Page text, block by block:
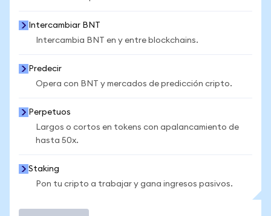
Intercambiar BNT
Intercambia BNT en y entre blockchains.
Predecir
Opera con BNT y mercados de predicción cripto.
Perpetuos
Largos o cortos en tokens con apalancamiento de
hasta 50x.
Staking
Pon tu cripto a trabajar y gana ingresos pasivos.